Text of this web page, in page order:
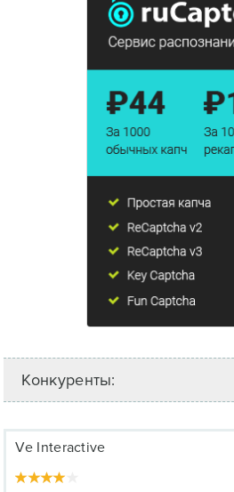
Конкуренты:
Ve Interactive